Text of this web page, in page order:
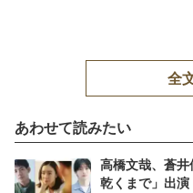
全
あわせて読みたい
高橋文哉、蒼
乾くまで」出